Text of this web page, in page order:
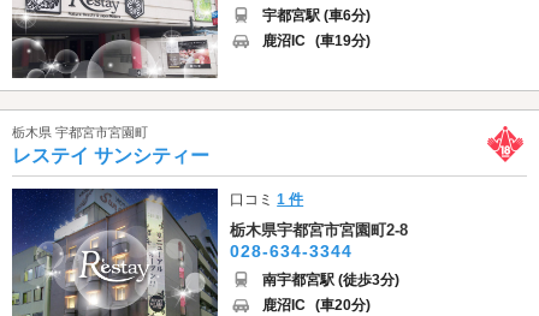
宇都宮駅 (車6分)
鹿沼IC (車19分)
栃木県 宇都宮市宮園町
レステイ サンシティー
口コミ1 件
栃木県宇都宮市宮園町2-8
028-634-3344
南宇都宮駅 (徒歩3分)
鹿沼IC (車20分)